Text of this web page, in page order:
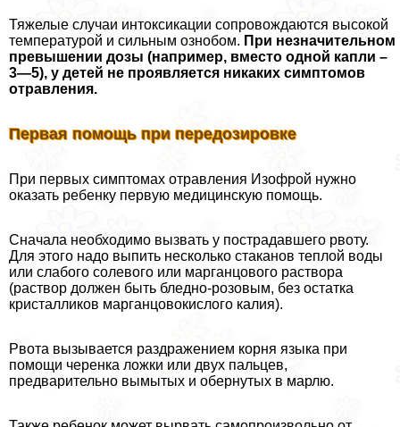
Тяжелые случаи интоксикации сопровождаются высокой
температурой и сильным ознобом. При незначительном
превышении дозы (например, вместо одной капли –
3—5), у детей не проявляется никаких симптомов
отравления.
Первая помощь при передозировке
При первых симптомах отравления Изофрой нужно
оказать ребенку первую медицинскую помощь.
Сначала необходимо вызвать у пострадавшего рвоту.
Для этого надо выпить несколько стаканов теплой воды
или слабого солевого или марганцового раствора
(раствор должен быть бледно-розовым, без остатка
кристалликов марганцовокислого калия).
Рвота вызывается раздражением корня языка при
помощи черенка ложки или двух пальцев,
предварительно вымытых и обернутых в марлю.